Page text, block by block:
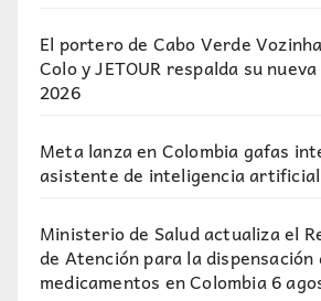
El portero de Cabo Verde
Colo y JETOUR respalda su
2026
Meta lanza en Colombia gafas
asistente de inteligencia artificial
Ministerio de Salud actualiza el
de Atención para la dispensación
medicamentos en Colombia6